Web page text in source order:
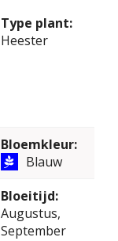
Type plant:
Heester
Bloemkleur:
Blauw
Bloeitijd:
Augustus,
September